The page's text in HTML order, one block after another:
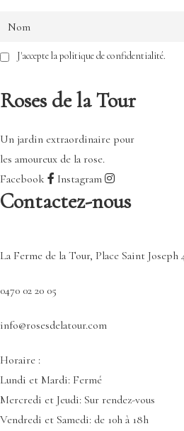
J'accepte la politique de confidentialité.
Roses de la Tour
Un jardin extraordinaire pour
les amoureux de la rose.
Facebook
Instagram
Contactez-nous
La Ferme de la Tour, Place Saint Joseph
0470 02 20 05
info@rosesdelatour.com
Horaire :
Lundi et Mardi: Fermé
Mercredi et Jeudi: Sur rendez-vous
Vendredi et Samedi: de 10h à 18h